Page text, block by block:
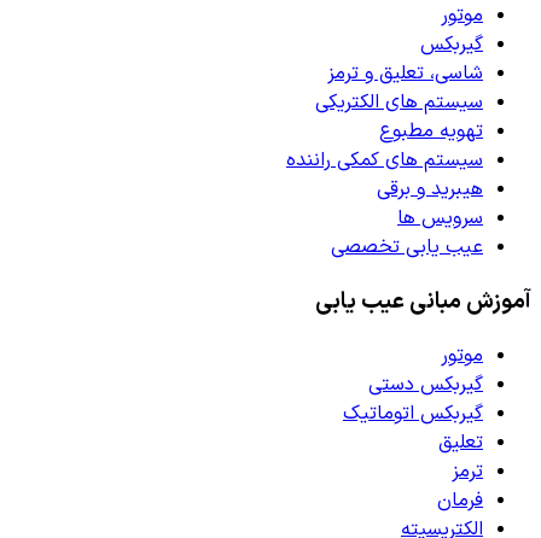
موتور
گیربکس
شاسی، تعلیق و ترمز
سیستم های الکتریکی
تهویه مطبوع
سیستم های کمکی راننده
هیبرید و برقی
سرویس ها
عیب یابی تخصصی
آموزش مبانی عیب یابی
موتور
گیربکس دستی
گیربکس اتوماتیک
تعلیق
ترمز
فرمان
الکتریسیته